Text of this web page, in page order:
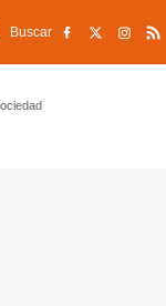
Buscar